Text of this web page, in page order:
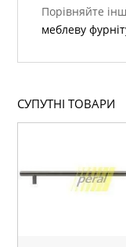
Порівняйте
меблеву
СУПУТНІ ТОВАРИ